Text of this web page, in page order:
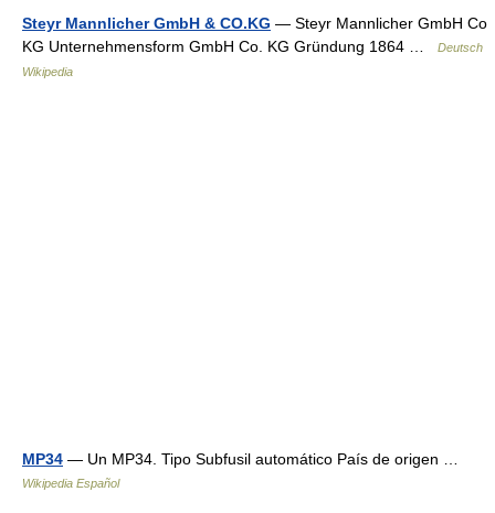
Steyr Mannlicher GmbH & CO.KG — Steyr Mannlicher GmbH Co
KG Unternehmensform GmbH Co. KG Gründung 1864 …
Deutsch
Wikipedia
MP34 — Un MP34. Tipo Subfusil automático País de origen …
Wikipedia Español